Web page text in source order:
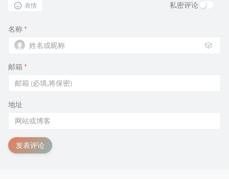
表情 私密评论
名称 *
🎲
邮箱 *
地址
发表评论